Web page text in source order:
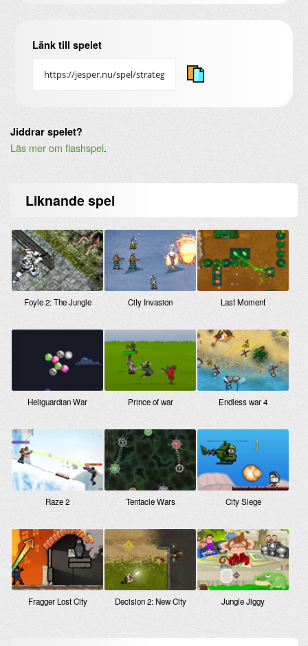
Länk till spelet
Jiddrar spelet?
Läs mer om flashspel.
Liknandespel
Foyle 2: The Jungle City Invasion Last Moment
Heliguardian War Prince of war Endless war 4
Raze 2 Tentacle Wars City Siege
Fragger Lost City Decision 2: New City Jungle Jiggy